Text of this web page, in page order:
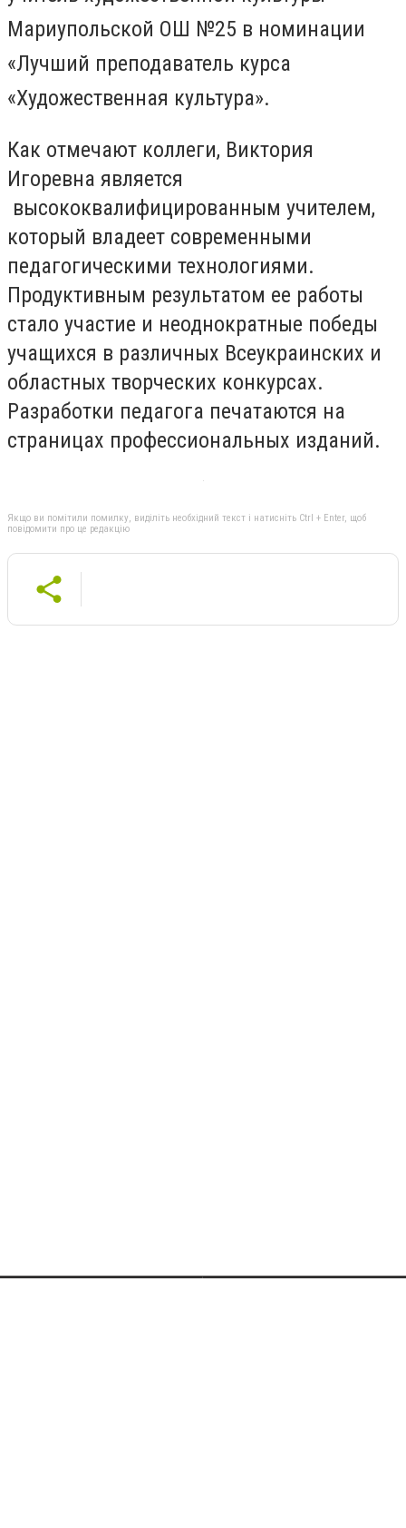
Мариупольской ОШ №25 в номинации
«Лучший преподаватель курса
«Художественная культура».
Как отмечают коллеги, Виктория
Игоревна является
высококвалифицированным учителем,
который владеет современными
педагогическими технологиями.
Продуктивным результатом ее работы
стало участие и неоднократные победы
учащихся в различных Всеукраинских и
областных творческих конкурсах.
Разработки педагога печатаются на
страницах профессиональных изданий.
Якщо ви помітили помилку, виділіть необхідний текст і натисніть Ctrl + Enter, щоб
повідомити про це редакцію